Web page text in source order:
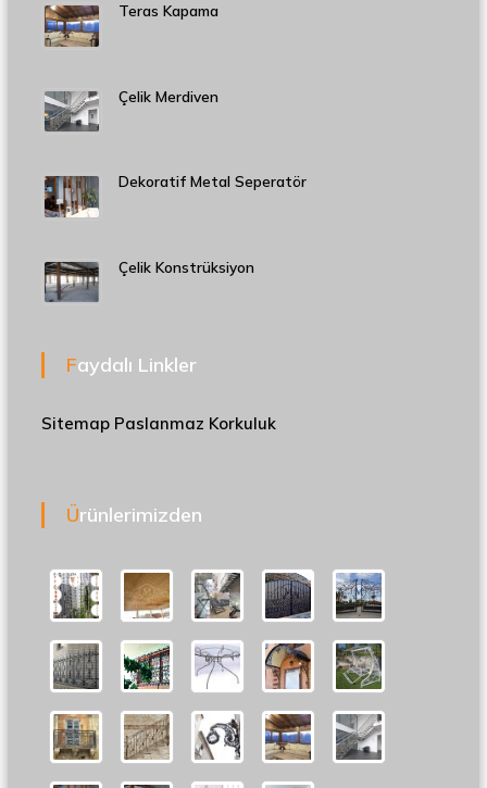
Teras Kapama
Çelik Merdiven
Dekoratif Metal Seperatör
Çelik Konstrüksiyon
Faydalı Linkler
Sitemap Paslanmaz Korkuluk
Ürünlerimizden